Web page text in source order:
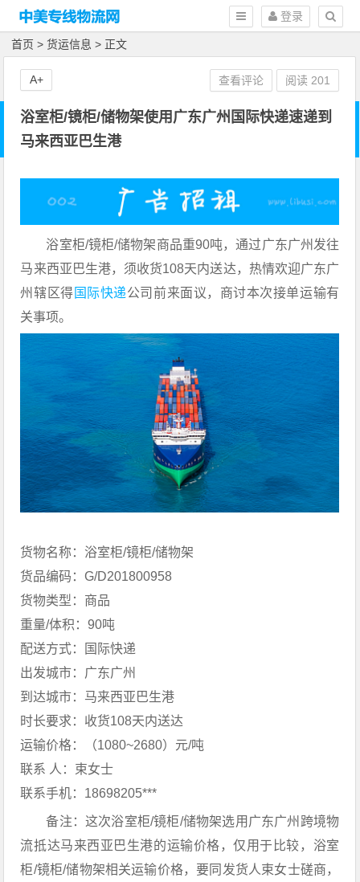
登录
首页 > 货运信息 > 正文
浴室柜/镜柜/储物架使用广东广州国际快递速递到
马来西亚巴生港
浴室柜/镜柜/储物架商品重90吨，通过广东广州发往
马来西亚巴生港，须收货108天内送达，热情欢迎广东广
州辖区得 国际快递公司前来面议，商讨本次接单运输有
关事项。
货物名称：浴室柜/镜柜/储物架
货品编码：G/D201800958
货物类型：商品
重量/体积：90吨
配送方式：国际快递
出发城市：广东广州
到达城市：马来西亚巴生港
时长要求：收货108天内送达
运输价格：（1080~2680）元/吨
联系 人：束女士
联系手机：18698205***
备注：这次浴室柜/镜柜/储物架选用广东广州跨境物
流抵达马来西亚巴生港的运输价格，仅用于比较，浴室
柜/镜柜/储物架相关运输价格，要同发货人束女士磋商，
查看评论 阅读 201
A+